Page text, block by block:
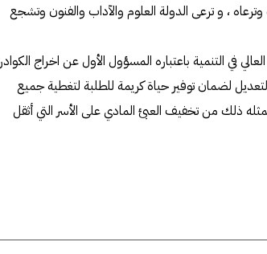
، و ترعى الدولة العلوم والآداب والفنون وتشجع
في التنمية باعتباره المسؤول الأول عن اخراج الكوادر
لضمان توفير حياة كريمة للطلبة لتغطية جميع
ذلك من تخفيف العبئ المادي على الأسر التي أثقل